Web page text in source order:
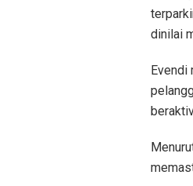
dinilai
Evendi